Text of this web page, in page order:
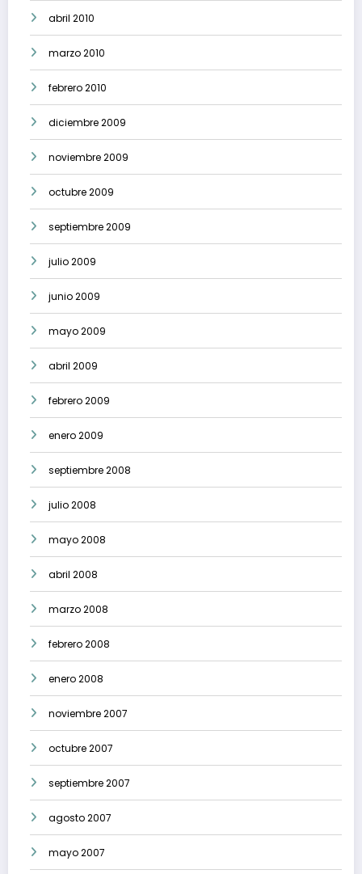
abril 2010
marzo 2010
febrero 2010
diciembre 2009
noviembre 2009
octubre 2009
septiembre 2009
julio 2009
junio 2009
mayo 2009
abril 2009
febrero 2009
enero 2009
septiembre 2008
julio 2008
mayo 2008
abril 2008
marzo 2008
febrero 2008
enero 2008
noviembre 2007
octubre 2007
septiembre 2007
agosto 2007
mayo 2007